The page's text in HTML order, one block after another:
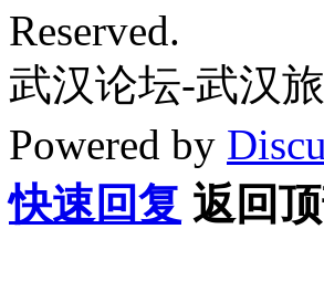
Reserved.
武汉论坛-武汉
Powered by
快速回复 返回